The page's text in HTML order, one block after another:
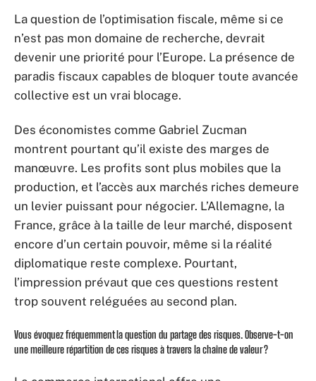
La question de l’optimisation fiscale, même si ce
n’est pas mon domaine de recherche, devrait
devenir une priorité pour l’Europe. La présence de
paradis fiscaux capables de bloquer toute avancée
collective est un vrai blocage.
Des économistes comme Gabriel Zucman
montrent pourtant qu’il existe des marges de
manœuvre. Les profits sont plus mobiles que la
production, et l’accès aux marchés riches demeure
un levier puissant pour négocier. L’Allemagne, la
France, grâce à la taille de leur marché, disposent
encore d’un certain pouvoir, même si la réalité
diplomatique reste complexe. Pourtant,
l’impression prévaut que ces questions restent
trop souvent reléguées au second plan.
Vous évoquez fréquemment la question du partage des risques. Observe-t-on
une meilleure répartition de ces risques à travers la chaîne de valeur ?